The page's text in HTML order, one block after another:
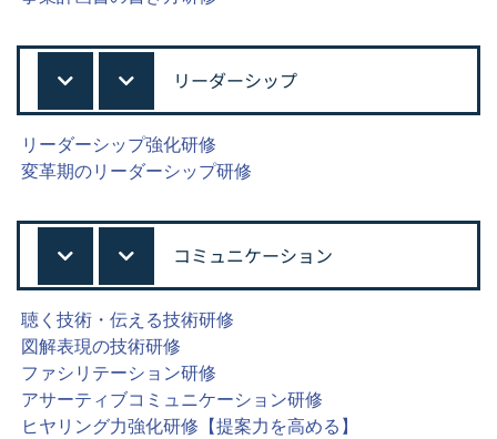
リーダーシップ
リーダーシップ強化研修
変革期のリーダーシップ研修
コミュニケーション
聴く技術・伝える技術研修
図解表現の技術研修
ファシリテーション研修
アサーティブコミュニケーション研修
ヒヤリング力強化研修【提案力を高める】